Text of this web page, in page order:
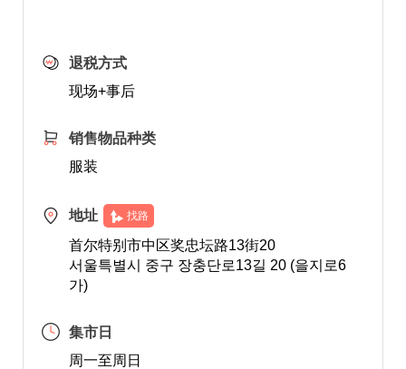
退税方式
现场+事后
销售物品种类
服装
地址 找路
首尔特别市中区奖忠坛路13街20
서울특별시 중구 장충단로13길 20 (을지로6
가)
集市日
周一至周日